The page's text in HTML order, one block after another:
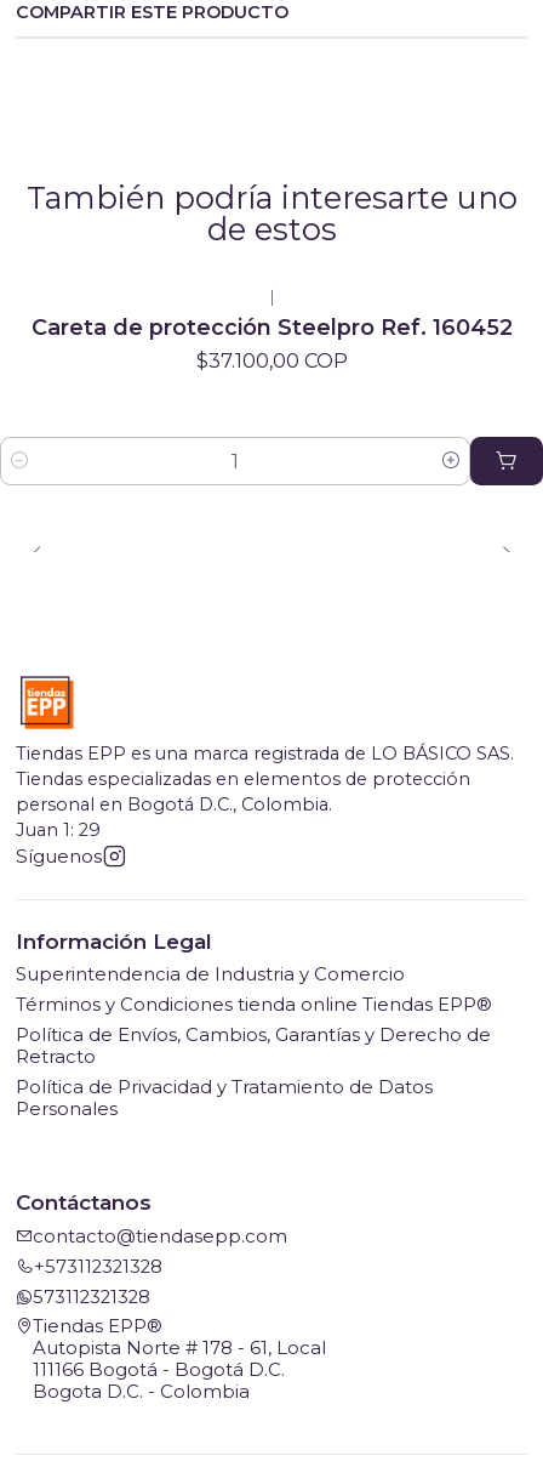
COMPARTIR ESTE PRODUCTO
También podría interesarte uno
de estos
|
Careta de protección Steelpro Ref. 160452
$37.100,00 COP
Cantidad
Tiendas EPP es una marca registrada de LO BÁSICO SAS.
Tiendas especializadas en elementos de protección
personal en Bogotá D.C., Colombia.
Juan 1: 29
Síguenos
Información Legal
Superintendencia de Industria y Comercio
Términos y Condiciones tienda online Tiendas EPP®
Política de Envíos, Cambios, Garantías y Derecho de
Retracto
Política de Privacidad y Tratamiento de Datos
Personales
Contáctanos
contacto@tiendasepp.com
+573112321328
573112321328
Tiendas EPP®
Autopista Norte # 178 - 61, Local
111166 Bogotá - Bogotá D.C.
Bogota D.C. - Colombia